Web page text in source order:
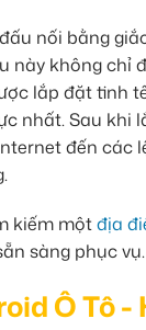
nối bằng
này không chỉ
lắp đặt tinh
nhất. Sau khi
đến các
kiếm mộtđịa
sàng phục vụ.
Ô Tô